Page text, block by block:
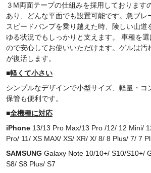
３M両面テープの仕組みを採用しております
あり、どんな平面でも設置可能です。急ブレ
スピードバンプを乗り越えた時、険しい山道
ゆる状況でもしっかりと支えます。 車種を
ので安心してお使いいただけます。ゲルは汚
が復活します。
■軽くて小さい
シンプルなデザインで小型サイズ、軽量・コ
保管も便利です。
■全機種に対応
iPhone 13/13 Pro Max/13 Pro /12/ 12 Mini/
Pro/ 11/ XS MAX/ XS/ XR/ X/ 8/ 8 Plus/ 7/ 7
SAMSUNG Galaxy Note 10/10+/ S10/S10+/
S8/ S8 Plus/ S7